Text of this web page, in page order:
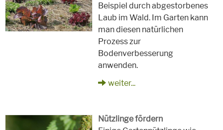
Beispiel durch abgestorbenes
Laub im Wald. Im Garten kann
man diesen natürlichen
Prozess zur
Bodenverbesserung
anwenden.
weiter...
Nützlinge fördern